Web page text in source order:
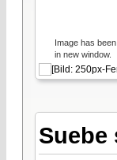
Image has
in new window.
Suebe